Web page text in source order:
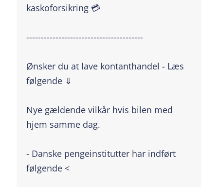
kaskoforsikring 💳
----------------------------------------
Ønsker du at lave kontanthandel - Læs
følgende ⇓
Nye gældende vilkår hvis bilen med
hjem samme dag.
- Danske pengeinstitutter har indført
følgende <